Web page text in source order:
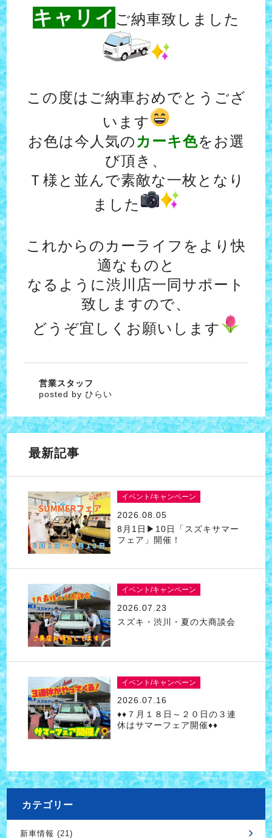
キャリイ ご納車致しました
この度はご納車おめでとうござ
います
お色は今人気の カーキ色をお選
び頂き、
Ｔ様と並んで素敵な一枚となり
ました
これからのカーライフをより快
適なものと
なるように渋川店一同サポート
致しますので、
どうぞ宜しくお願いします
営業スタッフ
posted by ひらい
最新記事
イベント/キャンペーン
2026.08.05
8月1日▶10日「スズキサマー
フェア」開催！
イベント/キャンペーン
2026.07.23
スズキ・渋川・夏の大商談会
イベント/キャンペーン
2026.07.16
♦♦７月１８日～２０日の３連
休はサマーフェア開催♦♦
カテゴリー
新車情報 (21)